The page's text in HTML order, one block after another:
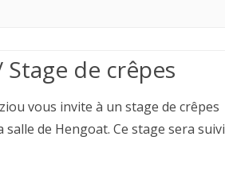
de crêpes
vous invite à un stage de crêpes
salle de Hengoat. Ce stage sera suivi